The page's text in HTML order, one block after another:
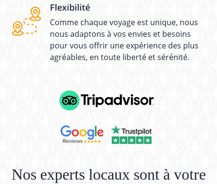
Flexibilité
Comme chaque voyage est unique, nous
nous adaptons à vos envies et besoins
pour vous offrir une expérience des plus
agréables, en toute liberté et sérénité.
Nos experts locaux sont à votre